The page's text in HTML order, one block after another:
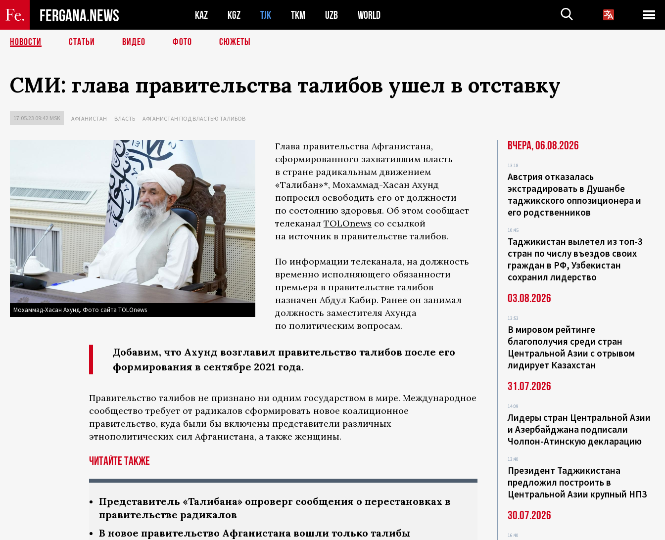
FERGANA.NEWS KAZ KGZ TJK TKM UZB WORLD
НОВОСТИ СТАТЬИ ВИДЕО ФОТО СЮЖЕТЫ
СМИ: глава правительства талибов ушел в отставку
17.05.23 09:42 MSK АФГАНИСТАН ВЛАСТЬ АФГАНИСТАН ПОД ВЛАСТЬЮ ТАЛИБОВ
Мохаммад-Хасан Ахунд. Фото сайта TOLOnews
Глава правительства Афганистана,
сформированного захватившим власть
в стране радикальным движением
«Талибан»*, Мохаммад-Хасан Ахунд
попросил освободить его от должности
по состоянию здоровья. Об этом сообщает
телеканал TOLOnews со ссылкой
на источник в правительстве талибов.
По информации телеканала, на должность
временно исполняющего обязанности
премьера в правительстве талибов
назначен Абдул Кабир. Ранее он занимал
должность заместителя Ахунда
по политическим вопросам.
Добавим, что Ахунд возглавил правительство талибов после его
формирования в сентябре 2021 года.
Правительство талибов не признано ни одним государством в мире. Международное
сообщество требует от радикалов сформировать новое коалиционное
правительство, куда были бы включены представители различных
этнополитических сил Афганистана, а также женщины.
Читайте также
Представитель «Талибана» опроверг сообщения о перестановках в
правительстве радикалов
В новое правительство Афганистана вошли только талибы
Вчера, 06.08.2026
13:18
Австрия отказалась
экстрадировать в Душанбе
таджикского оппозиционера и
его родственников
10:45
Таджикистан вылетел из топ-3
стран по числу въездов своих
граждан в РФ, Узбекистан
сохранил лидерство
03.08.2026
13:53
В мировом рейтинге
благополучия среди стран
Центральной Азии с отрывом
лидирует Казахстан
31.07.2026
14:09
Лидеры стран Центральной Азии
и Азербайджана подписали
Чолпон-Атинскую декларацию
13:40
Президент Таджикистана
предложил построить в
Центральной Азии крупный НПЗ
30.07.2026
16:40